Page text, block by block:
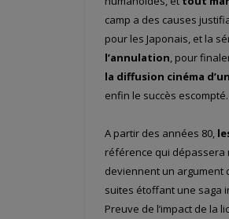
camp a des causes
pour les Japonais, et la
l’annulation, pour
la diffusion cinéma
enfin le succès
A partir des années 80,
référence qui dépassera
deviennent un argument
suites étoffant une saga
Preuve de l’impact de la